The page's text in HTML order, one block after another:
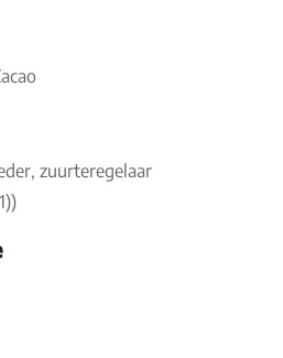
zuurteregelaar